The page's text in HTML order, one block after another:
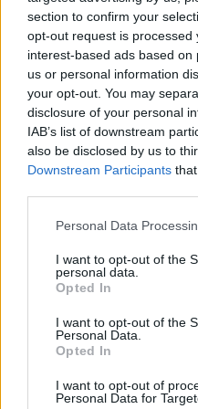
section to confirm your
opt-out request is processed
interest-based ads based
us or personal information
your opt-out. You may
disclosure of your personal
IAB’s list of downstream
also be disclosed by us to
Downstream Participants
Please note that this
not limited to your visit or
grant or deny consent to
use your data for below
consent section.
Personal Data
I want to opt-out of the
personal data.
Opted In
I want to opt-out of the
Personal Data.
Opted In
I want to opt-out of
Personal Data for
παιδιού τους.
Η ανακριτική
ολοκλήρωση της
κληθούν σεαπολογία
διαβιβαστεί στο
του Ειδικού Δικαστηρίου
ΑΣΕΠ:
μόνο 2 ημέρες